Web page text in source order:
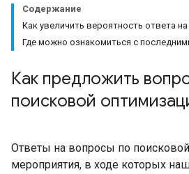
Содержание
Как увеличить вероятность ответа
Где можно ознакомиться с
Как предложить
поисковой
Ответы на вопросы по
мероприятия, в ходе которых